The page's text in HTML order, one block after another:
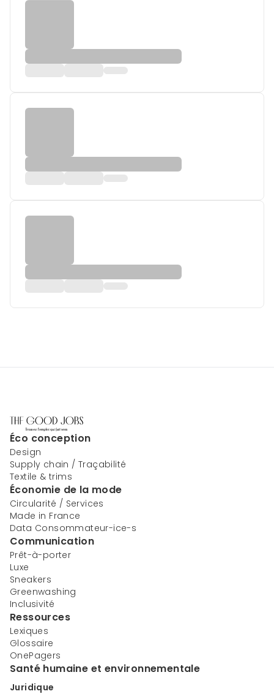
Éco conception
Design
Supply chain / Traçabilité
Textile & trims
Économie de la mode
Circularité / Services
Made in France
Data Consommateur-ice-s
Communication
Prêt-à-porter
Luxe
Sneakers
Greenwashing
Inclusivité
Ressources
Lexiques
Glossaire
OnePagers
Santé humaine et environnementale
Juridique